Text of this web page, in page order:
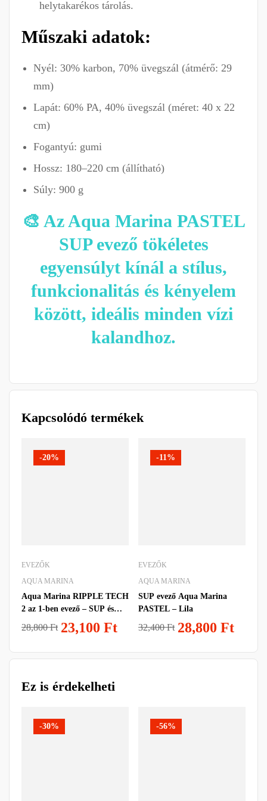
helytakarékos tárolás.
Műszaki adatok:
Nyél: 30% karbon, 70% üvegszál (átmérő: 29
mm)
Lapát: 60% PA, 40% üvegszál (méret: 40 x 22
cm)
Fogantyú: gumi
Hossz: 180–220 cm (állítható)
Súly: 900 g
🎨 Az Aqua Marina PASTEL
SUP evező tökéletes
egyensúlyt kínál a stílus,
funkcionalitás és kényelem
között, ideális minden vízi
kalandhoz.
Kapcsolódó termékek
-20%
EVEZŐK
AQUA MARINA
Aqua Marina RIPPLE TECH
2 az 1-ben evező – SUP és
28,800Ft 23,100 Ft
-11%
EVEZŐK
AQUA MARINA
SUP evező Aqua Marina
PASTEL – Lila
32,400Ft 28,800 Ft
Ez is érdekelheti
-30% -56%